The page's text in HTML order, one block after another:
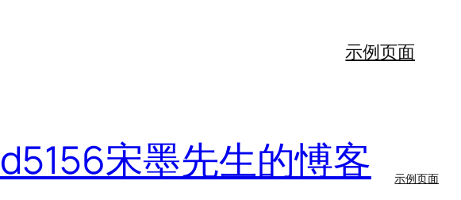
示例页面
宋墨先生的愽客 示例页面